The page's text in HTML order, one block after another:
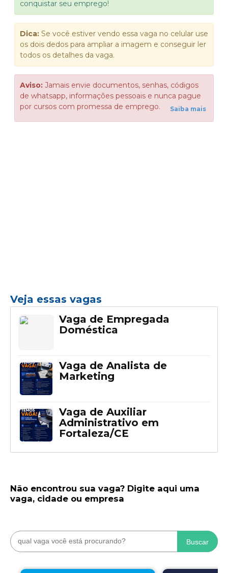
conquistar seu emprego!
Dica: Se você estiver vendo essa vaga no celular use
os dois dedos para ampliar a imagem e conseguir ler
todos os detalhes da vaga.
Aviso: Jamais envie documentos, senhas, códigos
de whatsapp, informações pessoais e nunca pague
por cursos com promessa de emprego.
Saiba mais
Veja essas vagas
Vaga de Empregada
Doméstica
Vaga de Analista de
Marketing
Vaga de Auxiliar
Administrativo em
Fortaleza/CE
Não encontrou sua vaga? Digite aqui uma
vaga, cidade ou empresa
Buscar